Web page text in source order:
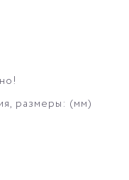
размеры: (мм)